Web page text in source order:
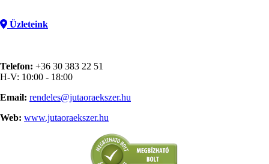
Üzleteink
Telefon: +36 30 383 22 51
H-V: 10:00 - 18:00
Email: rendeles@jutaoraekszer.hu
Web: www.jutaoraekszer.hu